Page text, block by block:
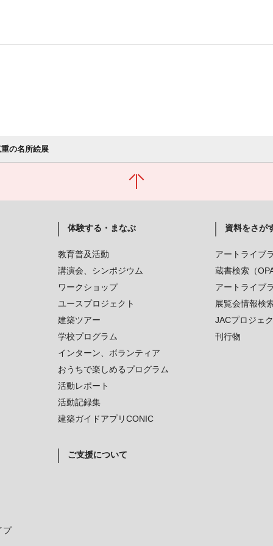
の名所絵展
体験する・まなぶ
教育普及活動
講演会、シンポジウム
ワークショップ
ユースプロジェクト
建築ツアー
学校プログラム
インターン、ボランティア
おうちで楽しめるプログラム
活動レポート
活動記録集
建築ガイドアプリCONIC
資料をさが
アートライブ
蔵書検索（
アートライブ
展覧会情報検
JACプロジェ
刊行物
プ
ご支援について